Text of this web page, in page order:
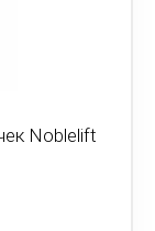
Noblelift